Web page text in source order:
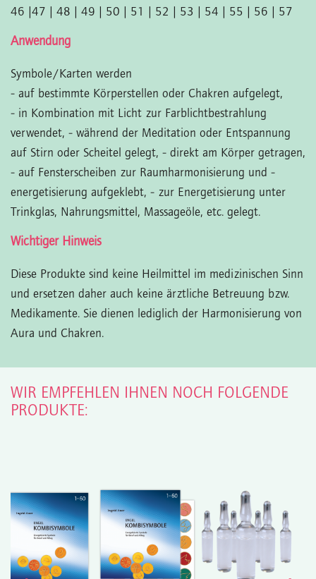
46 |47 | 48 | 49 | 50 | 51 | 52 | 53 | 54 | 55 | 56 | 57
Anwendung
Symbole/Karten werden
- auf bestimmte Körperstellen oder Chakren aufgelegt,
- in Kombination mit Licht zur Farblichtbestrahlung
verwendet, - während der Meditation oder Entspannung
auf Stirn oder Scheitel gelegt, - direkt am Körper getragen,
- auf Fensterscheiben zur Raumharmonisierung und -
energetisierung aufgeklebt, - zur Energetisierung unter
Trinkglas, Nahrungsmittel, Massageöle, etc. gelegt.
Wichtiger Hinweis
Diese Produkte sind keine Heilmittel im medizinischen Sinn
und ersetzen daher auch keine ärztliche Betreuung bzw.
Medikamente. Sie dienen lediglich der Harmonisierung von
Aura und Chakren.
WIR EMPFEHLEN IHNEN NOCH FOLGENDE
PRODUKTE: